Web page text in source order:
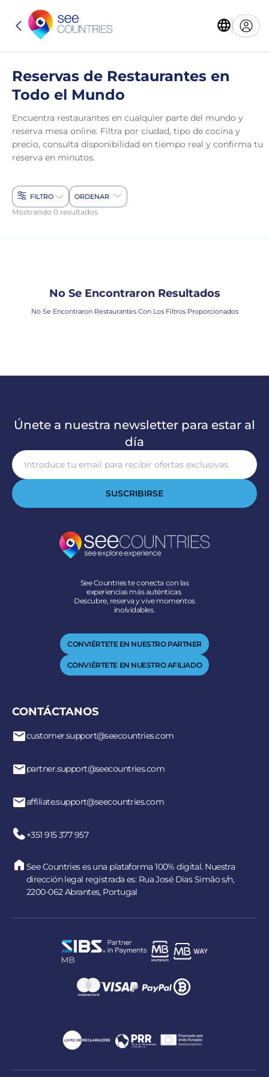
Reservas de Restaurantes en
Todo el Mundo
Encuentra restaurantes en cualquier parte del mundo y
reserva mesa online. Filtra por ciudad, tipo de cocina y
precio, consulta disponibilidad en tiempo real y confirma tu
reserva en minutos.
FILTRO ORDENAR
Mostrando 0 resultados
No Se Encontraron Resultados
No Se Encontraron Restaurantes Con Los Filtros Proporcionados
Únete a nuestra newsletter para estar al
día
SUSCRIBIRSE
See Countries te conecta con las
experiencias más auténticas.
Descubre, reserva y vive momentos
inolvidables.
CONVIÉRTETE EN NUESTRO PARTNER
CONVIÉRTETE EN NUESTRO AFILIADO
CONTÁCTANOS
customer.support@seecountries.com
partner.support@seecountries.com
affiliate.support@seecountries.com
+351 915 377 957
See Countries es una plataforma 100% digital. Nuestra
dirección legal registrada es: Rua José Dias Simão s/n,
2200-062 Abrantes, Portugal